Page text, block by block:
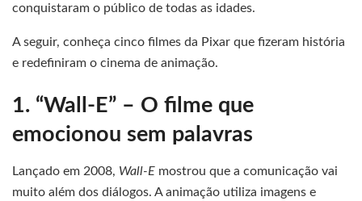
conquistaram o público de todas as idades.
A seguir, conheça cinco filmes da Pixar que fizeram história
e redefiniram o cinema de animação.
1. “Wall-E” – O filme que
emocionou sem palavras
Lançado em 2008, Wall-E mostrou que a comunicação vai
muito além dos diálogos. A animação utiliza imagens e